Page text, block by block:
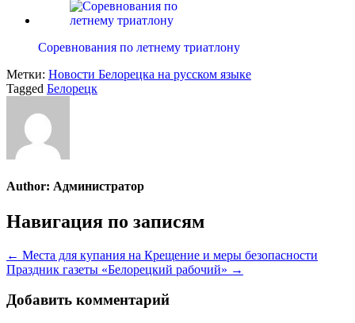
Соревнования по летнему триатлону
Метки: Новости Белорецка на русском языке
Tagged Белорецк
Author: Администратор
Навигация по записям
← Места для купания на Крещение и меры безопасности
Праздник газеты «Белорецкий рабочий» →
Добавить комментарий